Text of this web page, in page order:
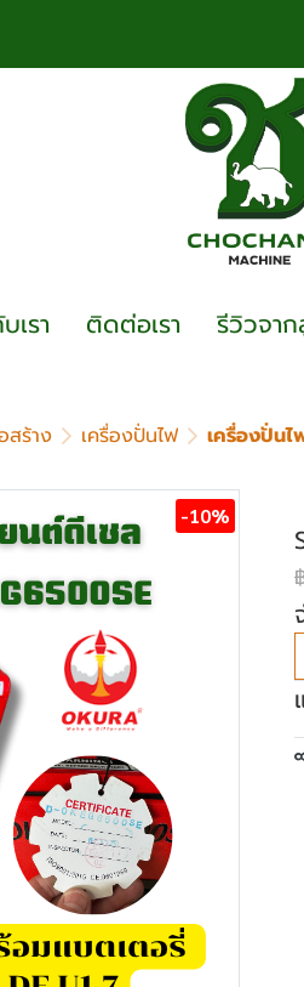
เรา ติดต่อเรา รีวิวจา
สร้าง เครื่องปั่นไฟ เครื่องปั่นไ
-10%